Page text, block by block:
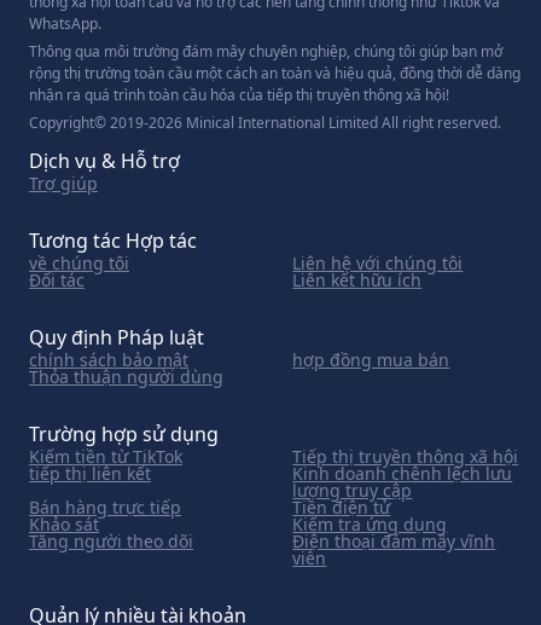
WhatsApp.
Thông qua môi trường đám mây chuyên nghiệp, chúng tôi giúp bạn mở
rộng thị trường toàn cầu một cách an toàn và hiệu quả, đồng thời dễ dàng
nhận ra quá trình toàn cầu hóa của tiếp thị truyền thông xã hội!
Copyright© 2019-2026 Minical International Limited All right reserved.
Dịch vụ & Hỗ trợ
Trợ giúp
Tương tác Hợp tác
về chúng tôi Liên hệ với chúng tôi
Đối tác Liên kết hữu ích
Quy định Pháp luật
chính sách bảo mật hợp đồng mua bán
Thỏa thuận người dùng
Trường hợp sử dụng
Kiếm tiền từ TikTok Tiếp thị truyền thông xã hội
tiếp thị liên kết Kinh doanh chênh lệch lưu
lượng truy cập
Bán hàng trực tiếp Tiền điện tử
Khảo sát Kiểm tra ứng dụng
Tăng người theo dõi Điện thoại đám mây vĩnh
viễn
Quản lý nhiều tài khoản